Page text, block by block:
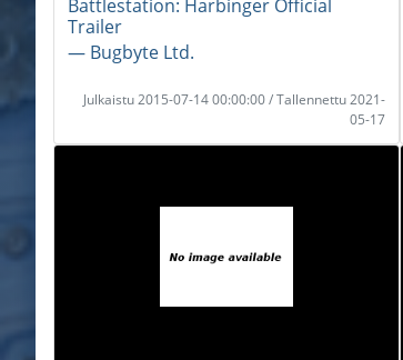
Battlestation: Harbinger Official
Trailer
― Bugbyte Ltd.
Julkaistu 2015-07-14 00:00:00 / Tallennettu 2021-
05-17